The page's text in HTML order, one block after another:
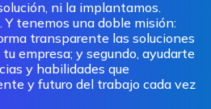
ni la implantamos.
tenemos una doble misión:
transparente las soluciones
empresa; y segundo, ayudarte
y habilidades que
y futuro del trabajo cada vez